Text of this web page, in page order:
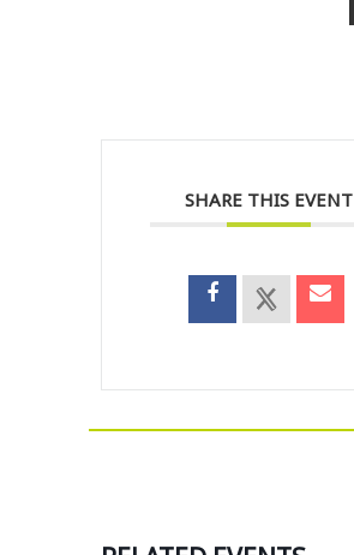
SHARE THIS EVENT